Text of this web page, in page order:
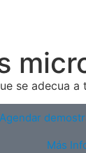
se adecua a
Agendar
Más